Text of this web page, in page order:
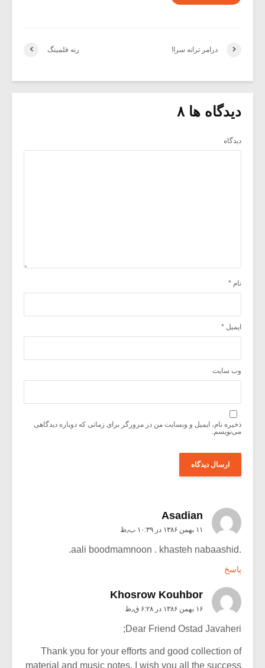
رنه فلمینگ درامر ترانه سرا!
دیدگاه ها ۸
دیدگاه
نام *
ایمیل *
وب‌ سایت
ذخیره نام، ایمیل و وبسایت من در مرورگر برای زمانی که دوباره دیدگاهی
می‌نویسم.
Asadian
۱۱ بهمن ۱۳۸۶ در ۱۰:۳۹ ب٫ظ
.aali boodmamnoon . khasteh nabaashid.
پاسخ
Khosrow Kouhbor
۱۶ بهمن ۱۳۸۶ در ۶:۲۸ ق٫ظ
Dear Friend Ostad Javaheri;
Thank you for your efforts and good collection of
material and music notes. I wish you all the success